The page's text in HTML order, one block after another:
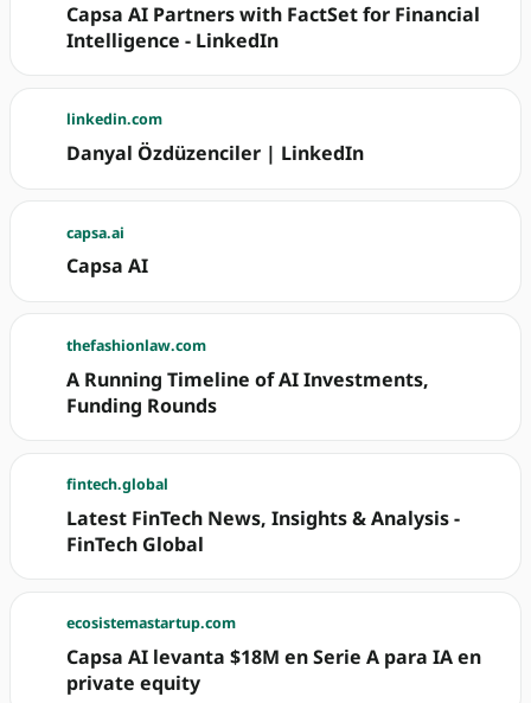
Capsa AI Partners with FactSet for Financial
Intelligence - LinkedIn
linkedin.com
Danyal Özdüzenciler | LinkedIn
capsa.ai
Capsa AI
thefashionlaw.com
A Running Timeline of AI Investments,
Funding Rounds
fintech.global
Latest FinTech News, Insights & Analysis -
FinTech Global
ecosistemastartup.com
Capsa AI levanta $18M en Serie A para IA en
private equity